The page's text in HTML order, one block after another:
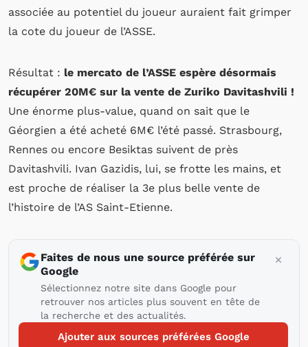
associée au potentiel du joueur auraient fait grimper
la cote du joueur de l’ASSE.
Résultat : le mercato de l’ASSE espère désormais
récupérer 20M€ sur la vente de Zuriko Davitashvili !
Une énorme plus-value, quand on sait que le
Géorgien a été acheté 6M€ l’été passé. Strasbourg,
Rennes ou encore Besiktas suivent de près
Davitashvili. Ivan Gazidis, lui, se frotte les mains, et
est proche de réaliser la 3e plus belle vente de
l’histoire de l’AS Saint-Etienne.
Faites de nous une source préférée sur
Google
Sélectionnez notre site dans Google pour
retrouver nos articles plus souvent en tête de
la recherche et des actualités.
Ajouter aux sources préférées Google